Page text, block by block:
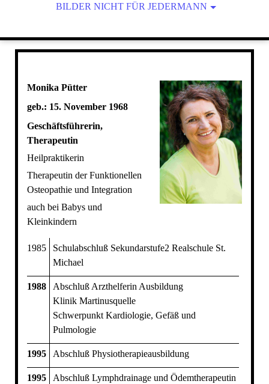
NEURALTHERAPIE
SCHRÖPFKOPFBEHANDLUNG
BILDER NICHT FÜR JEDERMANN
BILDANFORDERUNG BLUTEGEL FOTOS/
Monika Pütter
geb.: 15. November 1968
Geschäftsführerin,
Therapeutin
Heilpraktikerin
Therapeutin der Funktionellen
Osteopathie und Integration
auch bei Babys und
Kleinkindern
1985
Schulabschluß Sekundarstufe2 Realschule St.
Michael
1988
Abschluß Arzthelferin Ausbildung
Klinik Martinusquelle
Schwerpunkt Kardiologie, Gefäß und
Pulmologie
1995 Abschluß Physiotherapieausbildung
1995 Abschluß Lymphdrainage und Ödemtherapeutin